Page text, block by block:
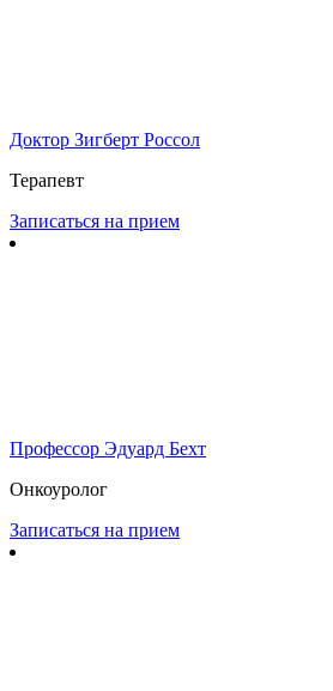
Доктор Зигберт Россол
Терапевт
Записаться на прием
Профессор Эдуард Бехт
Онкоуролог
Записаться на прием